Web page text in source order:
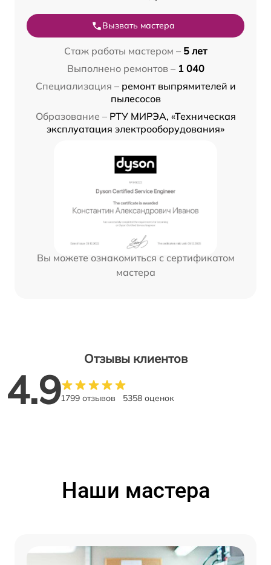
Вызвать мастера
Стаж работы мастером – 5 лет
Выполнено ремонтов – 1 040
Специализация – ремонт выпрямителей и
пылесосов
Образование – РТУ МИРЭА, «Техническая
эксплуатация электрооборудования»
Вы можете ознакомиться с сертификатом
мастера
Отзывы клиентов
4.91799 отзывов 5358 оценок
Наши мастера